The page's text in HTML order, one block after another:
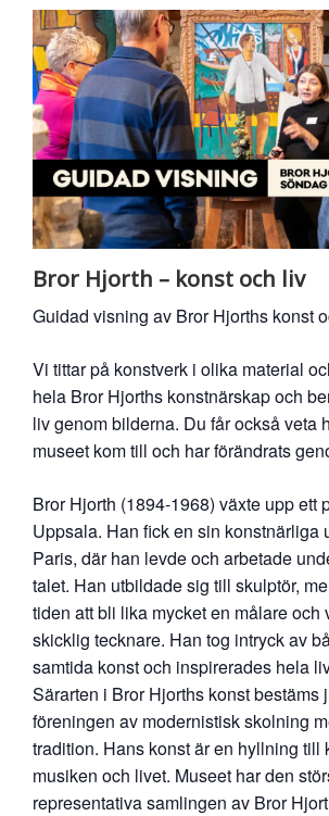
Bror Hjorth – konst och liv
Guidad visning av Bror Hjorths konst
Vi tittar på konstverk i olika material
hela Bror Hjorths konstnärskap och
liv genom bilderna. Du får också veta
museet kom till och har förändrats
Bror Hjorth (1894-1968) växte upp ett
Uppsala. Han fick en sin konstnärliga
Paris, där han levde och arbetade
talet. Han utbildade sig till skulptör,
tiden att bli lika mycket en målare och
skicklig tecknare. Han tog intryck av
samtida konst och inspirerades hela
Särarten i Bror Hjorths konst bestäms
föreningen av modernistisk skolning
tradition. Hans konst är en hyllning till
musiken och livet. Museet har den
representativa samlingen av Bror